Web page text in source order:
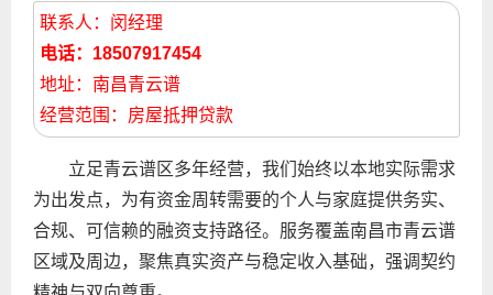
联系人：闵经理
电话：18507917454
地址：南昌青云谱
经营范围：房屋抵押贷款
立足青云谱区多年经营，我们始终以本地实际需求
为出发点，为有资金周转需要的个人与家庭提供务实、
合规、可信赖的融资支持路径。服务覆盖南昌市青云谱
区域及周边，聚焦真实资产与稳定收入基础，强调契约